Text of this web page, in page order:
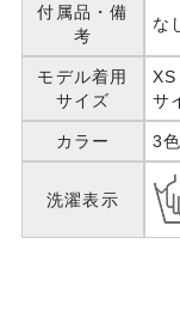
付属品・備
考
な
モデル着用
サイズ
サ
カラー 3
洗濯表示